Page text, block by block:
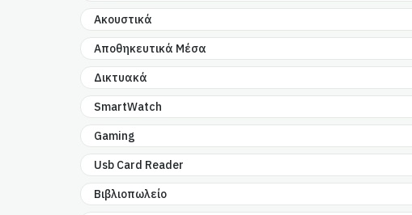
Ακουστικά
Αποθηκευτικά Μέσα
Δικτυακά
SmartWatch
Gaming
Usb Card Reader
Βιβλιοπωλείο